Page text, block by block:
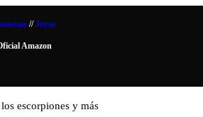
//Joyas
Amazon
escorpiones y más